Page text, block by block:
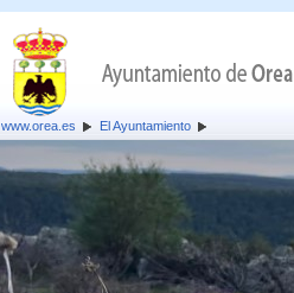
www.orea.es El Ayuntamiento